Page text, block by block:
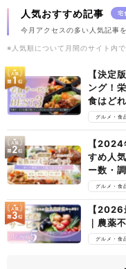
人気おすすめ記事 宅
今月アクセスの多い人気記事
※人気順について月間のサイト内
【決定
ング！
食はど
グルメ・食
【
すめ人
ー数・
グルメ・食
【
｜農薬
グルメ・食